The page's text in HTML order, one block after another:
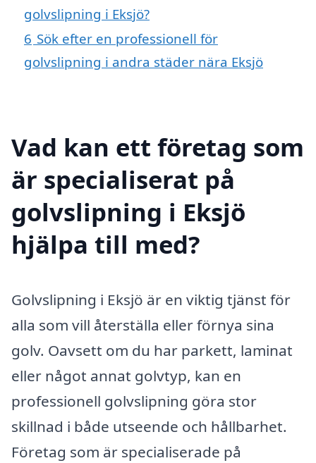
golvslipning i Eksjö?
6 Sök efter en professionell för
golvslipning i andra städer nära Eksjö
Vad kan ett företag som
är specialiserat på
golvslipning i Eksjö
hjälpa till med?
Golvslipning i Eksjö är en viktig tjänst för
alla som vill återställa eller förnya sina
golv. Oavsett om du har parkett, laminat
eller något annat golvtyp, kan en
professionell golvslipning göra stor
skillnad i både utseende och hållbarhet.
Företag som är specialiserade på